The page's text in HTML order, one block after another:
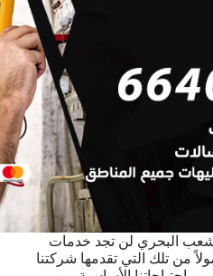
البحري لن تجد خدمات
من تلك التي تقدمها شركتنا